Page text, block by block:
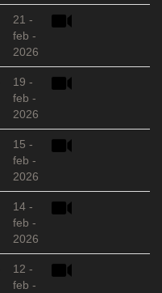
21 -
feb -
2026
19 -
feb -
2026
15 -
feb -
2026
14 -
feb -
2026
12 -
feb -